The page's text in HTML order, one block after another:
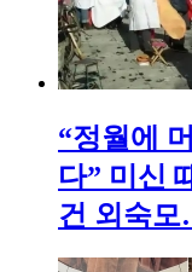
“정월에
다” 미신
건 외숙